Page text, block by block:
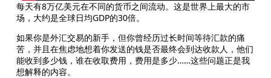
每天有8万亿美元在不同的货币之间流动。这是世界上最大的市
场，大约是全球日均GDP的30倍。
如果你是外汇交易的新手，但你曾经历过长时间等待汇款的痛
苦，并且在焦虑地想着你发送的钱是否最终会到达收款人，他们
能收到多少钱，谁在收取费用，费用是多少……这些问题正是我
想解释的内容。